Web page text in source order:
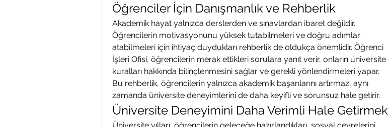
Öğrenciler İçin Danışmanlık ve Rehberlik
Akademik hayat yalnızca derslerden ve sınavlardan ibaret değildir.
Öğrencilerin motivasyonunu yüksek tutabilmeleri ve doğru adımlar
atabilmeleri için ihtiyaç duydukları rehberlik de oldukça önemlidir. Öğrenci
İşleri Ofisi, öğrencilerin merak ettikleri sorulara yanıt verir, onların üniversite
kuralları hakkında bilinçlenmesini sağlar ve gerekli yönlendirmeleri yapar.
Bu rehberlik, öğrencilerin yalnızca akademik başarılarını artırmaz, aynı
zamanda üniversite deneyimlerini de daha keyifli ve sorunsuz hale getirir.
Üniversite Deneyimini Daha Verimli Hale Getirmek
Üniversite yılları, öğrencilerin geleceğe hazırlandıkları, sosyal çevrelerini